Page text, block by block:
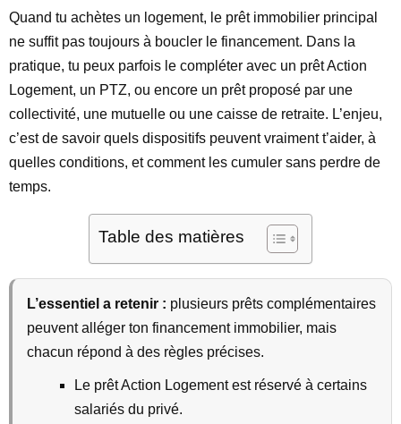
Quand tu achètes un logement, le prêt immobilier principal
ne suffit pas toujours à boucler le financement. Dans la
pratique, tu peux parfois le compléter avec un prêt Action
Logement, un PTZ, ou encore un prêt proposé par une
collectivité, une mutuelle ou une caisse de retraite. L’enjeu,
c’est de savoir quels dispositifs peuvent vraiment t’aider, à
quelles conditions, et comment les cumuler sans perdre de
temps.
Table des matières
L’essentiel a retenir : plusieurs prêts complémentaires
peuvent alléger ton financement immobilier, mais
chacun répond à des règles précises.
Le prêt Action Logement est réservé à certains
salariés du privé.